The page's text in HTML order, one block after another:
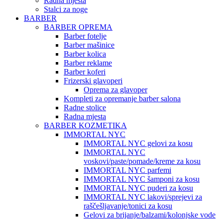
Stalci za noge
BARBER
BARBER OPREMA
Barber fotelje
Barber mašinice
Barber kolica
Barber reklame
Barber koferi
Frizerski glavoperi
Oprema za glavoper
Kompleti za opremanje barber salona
Radne stolice
Radna mjesta
BARBER KOZMETIKA
IMMORTAL NYC
IMMORTAL NYC gelovi za kosu
IMMORTAL NYC
voskovi/paste/pomade/kreme za kosu
IMMORTAL NYC parfemi
IMMORTAL NYC šamponi za kosu
IMMORTAL NYC puderi za kosu
IMMORTAL NYC lakovi/sprejevi za
raščešljavanje/tonici za kosu
Gelovi za brijanje/balzami/kolonjske vode